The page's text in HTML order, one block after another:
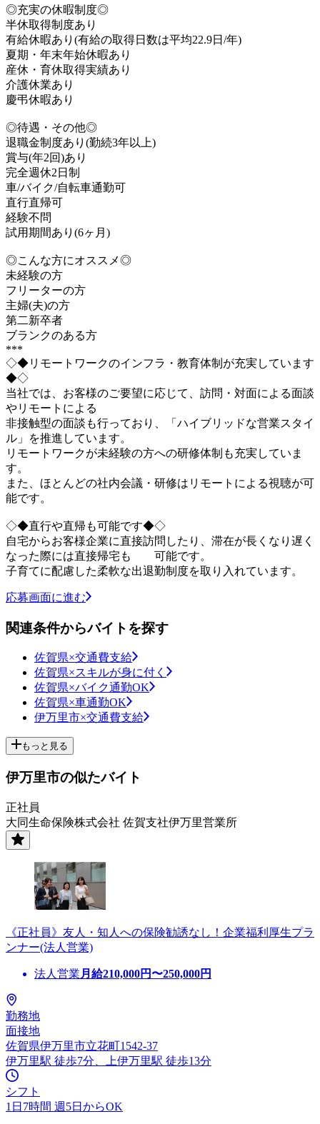
◎充実の休暇制度◎
半休取得制度あり
有給休暇あり(有給の取得日数は平均22.9日/年)
夏期・年末年始休暇あり
産休・育休取得実績あり
介護休業あり
慶弔休暇あり
◎待遇・その他◎
退職金制度あり(勤続3年以上)
賞与(年2回)あり
完全週休2日制
車/バイク/自転車通勤可
直行直帰可
経験不問
試用期間あり(6ヶ月)
◎こんな方にオススメ◎
未経験の方
フリーターの方
主婦(夫)の方
第二新卒者
ブランクのある方
***
◇◆リモートワークのインフラ・教育体制が充実しています
◆◇
当社では、お客様のご要望に応じて、訪問・対面による面談
やリモートによる
非接触型の面談も行っており、「ハイブリッドな営業スタイ
ル」を推進しています。
リモートワークが未経験の方への研修体制も充実していま
す。
また、ほとんどの社内会議・研修はリモートによる視聴が可
能です。
◇◆直行や直帰も可能です◆◇
自宅からお客様企業に直接訪問したり、滞在が長くなり遅く
なった際には直接帰宅も 可能です。
子育てに配慮した柔軟な出退勤制度を取り入れています。
応募画面に進む
関連条件からバイトを探す
佐賀県×交通費支給
佐賀県×スキルが身に付く
佐賀県×バイク通勤OK
佐賀県×車通勤OK
伊万里市×交通費支給
もっと見る
伊万里市の似たバイト
正社員
大同生命保険株式会社 佐賀支社伊万里営業所
《正社員》友人・知人への保険勧誘なし！企業福利厚生プラ
ンナー(法人営業)
法人営業 月給210,000円〜250,000円
勤務地
面接地
佐賀県伊万里市立花町1542-37
伊万里駅 徒歩7分、上伊万里駅 徒歩13分
シフト
1日7時間 週5日からOK